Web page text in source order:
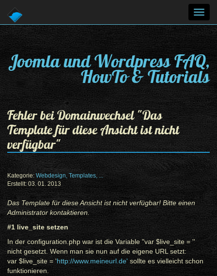
Joomla und Wordpress FAQ,
HowTo & Tutorials
Fehler bei Domainwechsel "Das
Template für diese Ansicht ist nicht
verfügbar"
Kategorie: Webdesign, Templates, ...
Erstellt: 03. 01. 2013
Das Template für diese Ansicht ist nicht verfügbar! Bitte einen
Administrator kontaktieren.
#1 live_site setzen
In der configuration.php war ist die Variable "var $live_site = ''
nicht gesetzt. Wenn man sie nun auf die eigene URL setzt:
var $live_site = 'http://www.meineurl.de' sollte es vielleicht schon
funktionieren.